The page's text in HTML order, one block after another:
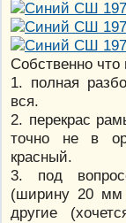
Собственно
1. полная
вся.
2. перекрас
точно не в
красный.
3. под
(ширину 20 мм
другие